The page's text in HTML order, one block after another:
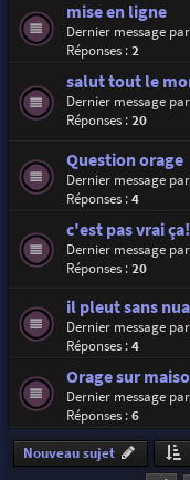
mise en ligne
Dernier message par
Réponses :2
salut tout le
Dernier message par
Réponses :20
Question orage
Dernier message par
Réponses :4
c'est pas vrai
Dernier message par
Réponses :20
il pleut sans
Dernier message par
Réponses :4
Orage sur
Dernier message par
Réponses :6
Nouveau sujet